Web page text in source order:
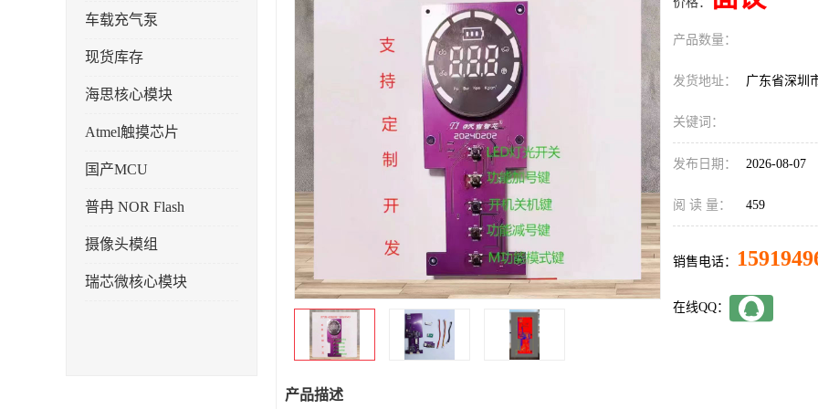
车载充气泵
现货库存
海思核心模块
Atmel触摸芯片
国产MCU
普冉 NOR Flash
摄像头模组
瑞芯微核心模块
产品数量：
发货地址： 广东省深圳
关键词：
发布日期： 2026-08-07
阅 读 量： 459
销售电话：
在线QQ：
产品描述